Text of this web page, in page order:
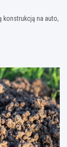
konstrukcją na auto,